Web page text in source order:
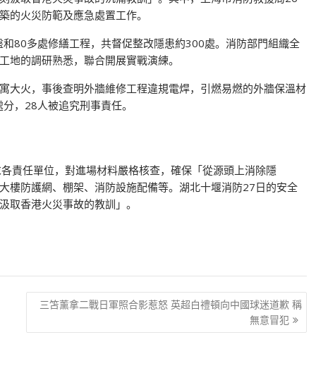
火災防範及應急處置工作。
80多處修繕工程，共督促整改隱患約300處。消防部門組織全
的調研熟悉，聯合開展實戰演練。
火，事後查明外牆維修工程違規電焊，引燃易燃的外牆保溫材
，28人被追究刑事責任。
責任單位，對進場材料嚴格核查，確保「從源頭上消除隱
樓防護網、棚架、消防設施配備等。湖北十堰消防27日的安全
香港火災事故的教訓」。
三笘薰拿二戰日軍照合影惹怒 英超白禮頓向中國球迷道歉 稱
無意冒犯